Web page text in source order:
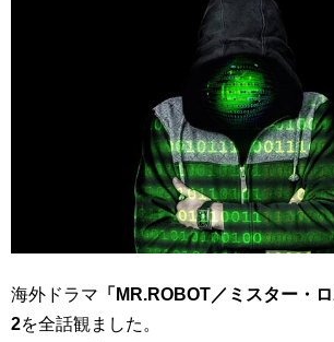
海外ドラマ 「MR.ROBOT／ミスター・
2を全話観ました。